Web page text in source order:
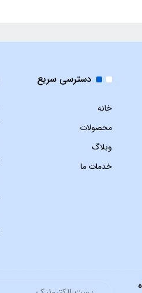
دسترسی سریع
خانه
محصولات
وبلاگ
خدمات ما